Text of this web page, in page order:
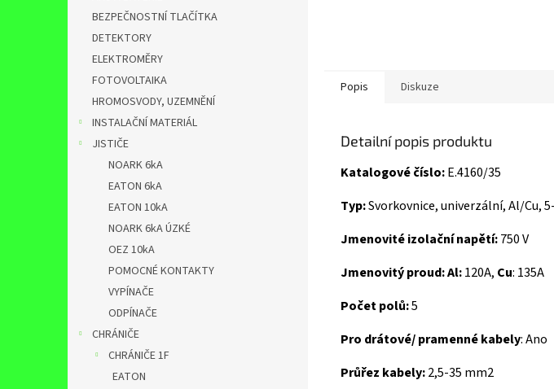
BEZPEČNOSTNÍ TLAČÍTKA
DETEKTORY
ELEKTROMĚRY
FOTOVOLTAIKA
HROMOSVODY, UZEMNĚNÍ
INSTALAČNÍ MATERIÁL
JISTIČE
NOARK 6kA
EATON 6kA
EATON 10kA
NOARK 6kA ÚZKÉ
OEZ 10kA
POMOCNÉ KONTAKTY
VYPÍNAČE
ODPÍNAČE
CHRÁNIČE
CHRÁNIČE 1F
EATON
Popis Diskuze
Detailní popis produktu
Katalogové číslo:E.4160/35
Typ:Svorkovnice, univerzální, Al/Cu,
Jmenovité izolační napětí:750 V
Jmenovitý proud: Al:120A, Cu: 135A
Počet polů:5
Pro drátové/ pramenné kabely: Ano
Průřez kabely:2,5-35 mm2